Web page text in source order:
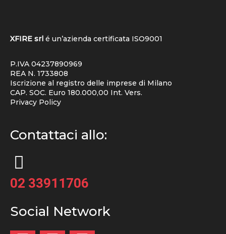
XFIRE srl é un’azienda certificata ISO9001
P.IVA 04237890969
REA N. 1733808
Iscrizione al registro delle imprese di Milano
CAP. SOC. Euro 180.000,00 Int. Vers.
Privacy Policy
Contattaci allo:
02 33911706
Social Network